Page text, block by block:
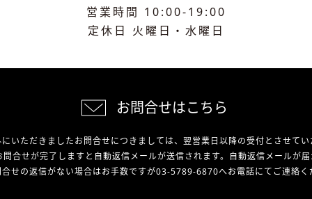
営業時間 10:00-19:00
定休日 火曜日・水曜日
お問合せはこちら
いただきましたお問合せにつきましては、翌営業日以降の受付とさせて
合せが完了しますと自動返信メールが送信されます。自動返信メールが
合せの返信がない場合はお手数ですが03-5789-6870へお電話にてご連絡く